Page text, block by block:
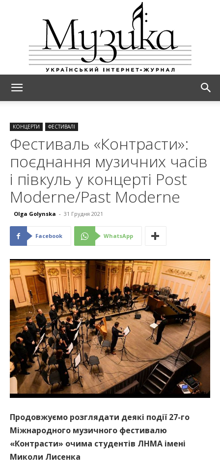
КОНЦЕРТИ ФЕСТИВАЛІ
Фестиваль «Контрасти»:
поєднання музичних часів
і півкуль у концерті Post
Moderne/Past Moderne
Olga Golynska - 31 Грудня 2021
Facebook WhatsApp
Продовжуємо розглядати деякі події 27-го
Міжнародного музичного фестивалю
«Контрасти» очима студентів ЛНМА імені
Миколи Лисенка